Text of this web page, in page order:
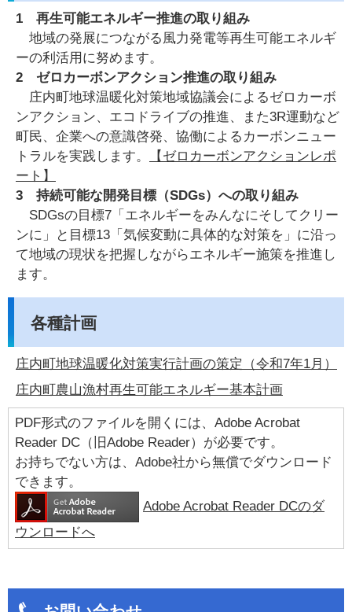
1 再生可能エネルギー推進の取り組み
地域の発展につながる風力発電等再生可能エネルギ
ーの利活用に努めます。
2 ゼロカーボンアクション推進の取り組み
庄内町地球温暖化対策地域協議会によるゼロカーボ
ンアクション、エコドライブの推進、また3R運動など
町民、企業への意識啓発、協働によるカーボンニュー
トラルを実践します。
【ゼロカーボンアクションレポ
ート】
3 持続可能な開発目標（SDGs）への取り組み
SDGsの目標7「エネルギーをみんなにそしてクリー
ンに」と目標13「気候変動に具体的な対策を」に沿っ
て地域の現状を把握しながらエネルギー施策を推進し
ます。
各種計画
庄内町地球温暖化対策実行計画の策定（令和7年1月）
庄内町農山漁村再生可能エネルギー基本計画
PDF形式のファイルを開くには、Adobe Acrobat
Reader DC（旧Adobe Reader）が必要です。
お持ちでない方は、Adobe社から無償でダウンロード
できます。
Adobe Acrobat Reader DCのダ
ウンロードへ